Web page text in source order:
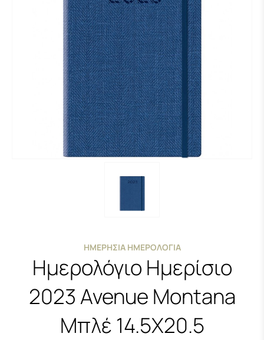
ΗΜΕΡΉΣΙΑ ΗΜΕΡΟΛΌΓΙΑ
Ημερολόγιο Ημερίσιο
2023 Avenue Montana
Μπλέ 14.5Χ20.5